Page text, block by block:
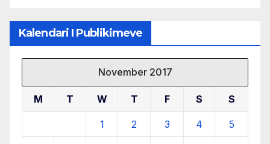
Kalendari I Publikimeve
November 2017
M T W T F S S
1 2 3 4 5